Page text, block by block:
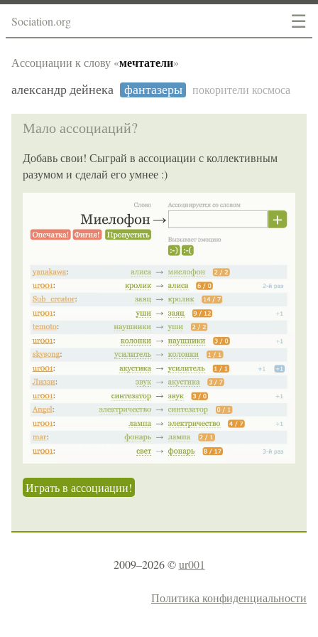
☰
Sociation.org
Ассоциации к слову «мечтатели»
александр дейнека фантазеры покорители космоса
Мало ассоциаций?
Добавь свои! Сыграй в ассоциации с коллективным
разумом и сделай его умнее :)
Играть в ассоциации!
2009–2026 ©ur001
Политика конфиденциальности